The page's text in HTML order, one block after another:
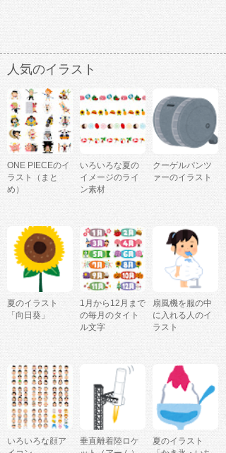
人気のイラスト
ONE PIECEのイ
ラスト（まと
め）
いろいろな夏の
イメージのライ
ン素材
クーゲルパンツ
ァーのイラスト
夏のイラスト
「向日葵」
1月から12月まで
の毎月のタイト
ル文字
扇風機を服の中
に入れる人のイ
ラスト
いろいろな顔ア
垂直離着陸ロケ
夏のイラスト